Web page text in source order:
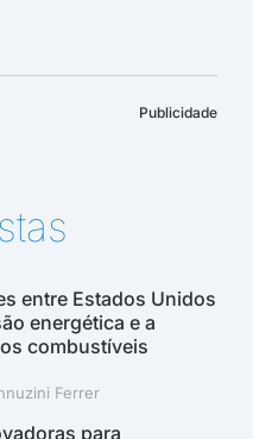
Publicidade
entre Estados Unidos
energética e a
combustíveis
Ferrer
para